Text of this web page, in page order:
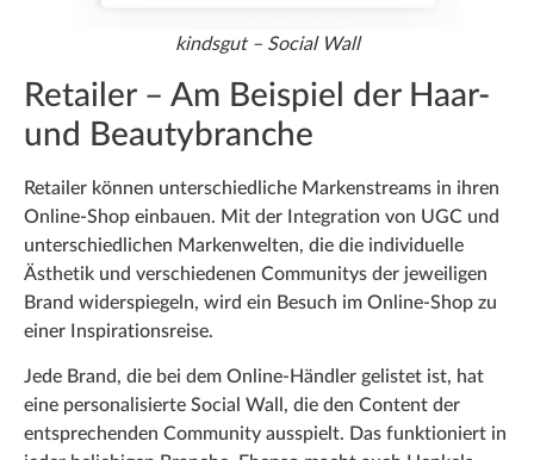
kindsgut – Social Wall
Retailer – Am Beispiel der Haar-
und Beautybranche
Retailer können unterschiedliche Markenstreams in ihren
Online-Shop einbauen. Mit der Integration von UGC und
unterschiedlichen Markenwelten, die die individuelle
Ästhetik und verschiedenen Communitys der jeweiligen
Brand widerspiegeln, wird ein Besuch im Online-Shop zu
einer Inspirationsreise.
Jede Brand, die bei dem Online-Händler gelistet ist, hat
eine personalisierte Social Wall, die den Content der
entsprechenden Community ausspielt. Das funktioniert in